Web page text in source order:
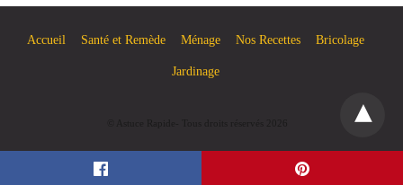
Accueil Santé et Remède Ménage Nos Recettes Bricolage
Jardinage